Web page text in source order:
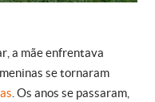
a mãe enfrentava
se tornaram
. Os anos se passaram,